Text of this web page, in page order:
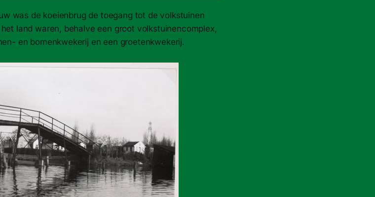
was de koeienbrug de toegang tot de volkstuinen
land waren, behalve een groot volkstuinencomplex,
en bomenkwekerij en een groetenkwekerij.